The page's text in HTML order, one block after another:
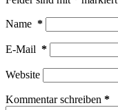
Name *
E-Mail *
Website
Kommentar schreiben *